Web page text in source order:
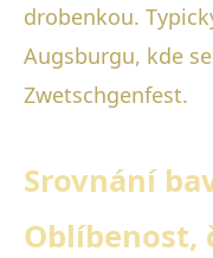
drobenkou.
Augsburgu, kde
Zwetschgenfest.
Srovnání
Oblíbenost,